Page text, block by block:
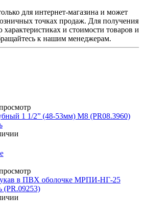
для интернет-магазина и может
точках продаж. Для получения
и стоимости товаров и
к нашим менеджерам.
1 1/2” (48-53мм) М8 (PR08.3960)
в ПВХ оболочке МРПИ-НГ-25
(PR.09253)